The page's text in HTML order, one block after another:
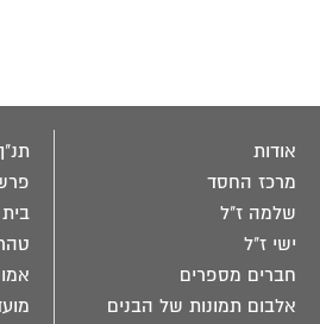
אודות
מרכז החסד
שלמה ז"ל
ישי ז"ל
חברים מספרים
אלבום תמונות של הבנים